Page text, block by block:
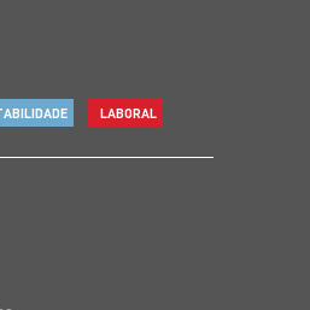
LABORAL